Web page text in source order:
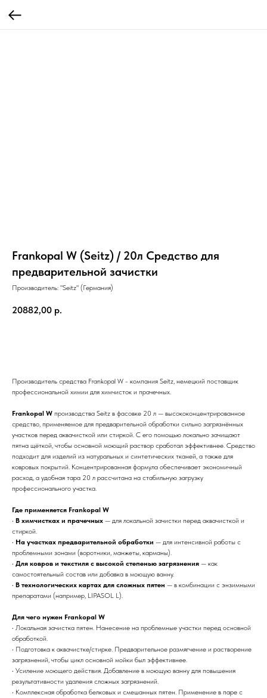
Frankopal W (Seitz) / 20л Средство для
предварительной зачистки
Производитель: "Seitz" (Германия)
20882,00 р.
Производитель средства Frankopal W - компания Seitz, немецкий поставщик
профессиональной химии для химчисток и прачечных.
Frankopal W производства Seitz в фасовке 20 л — высококонцентрированное
средство, применяемое для предварительной обработки сильно загрязнённых
участков перед аквачисткой или стиркой. С его помощью локально зачищают
пятна щёткой, чтобы основной моющий раствор сработал эффективнее. Средство
подходит для изделий из натуральных и синтетических тканей, а также для
ковровых покрытий. Концентрированная формула обеспечивает экономичный
расход, а удобная тара 20 л рассчитана на стабильную загрузку
профессионального участка.
Где применяется Frankopal W
• В химчистках и прачечных — для локальной зачистки перед аквачисткой и
стиркой.
• На участках предварительной обработки — для интенсивной работы с
проблемными зонами (воротники, манжеты, карманы).
• Для ковров и текстиля с высокой степенью загрязнения — как
самостоятельный состав или добавка в моющую ванну.
• В технологических картах для сложных пятен — в комбинации с энзимными
препаратами (например, LIPASOL L).
Для чего нужен Frankopal W
• Локальная зачистка пятен. Нанесение на проблемные участки перед основной
обработкой.
• Подготовка к аквачистке/стирке. Предварительное размягчение и растворение
загрязнений, чтобы цикл основной мойки был эффективнее.
• Усиление моющего действия. Добавление в моющую ванну для повышения
результативности удаления сложных загрязнений.
• Комплексная обработка белковых и смешанных пятен. Применение в паре с